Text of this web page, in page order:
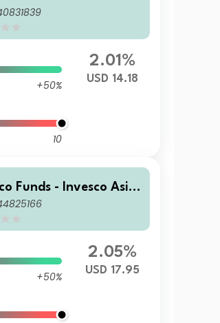
Equity Fund Z
+50%
10
2.01%
USD 14.18
Funds - Invesco Asia
Equity Fund S
+50%
2.05%
USD 17.95